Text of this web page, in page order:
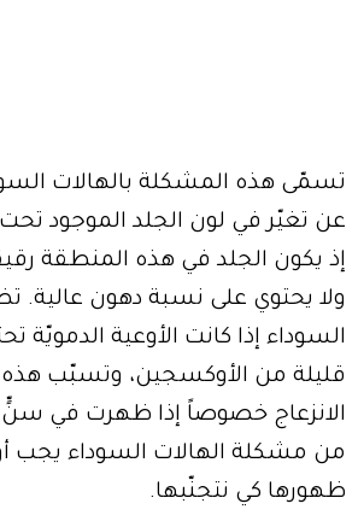
تسمّى هذه المشكلة بالهالات
عن تغيّر في لون الجلد الموجود
إذ يكون الجلد في هذه المنطقة
ولا يحتوي على نسبة دهون عالية.
السوداء إذا كانت الأوعية الدمويّة
قليلة من الأوكسجين، وتسبّب
الانزعاج خصوصاً إذا ظهرت في
من مشكلة الهالات السوداء يجب
ظهورها كي نتجنّبها.